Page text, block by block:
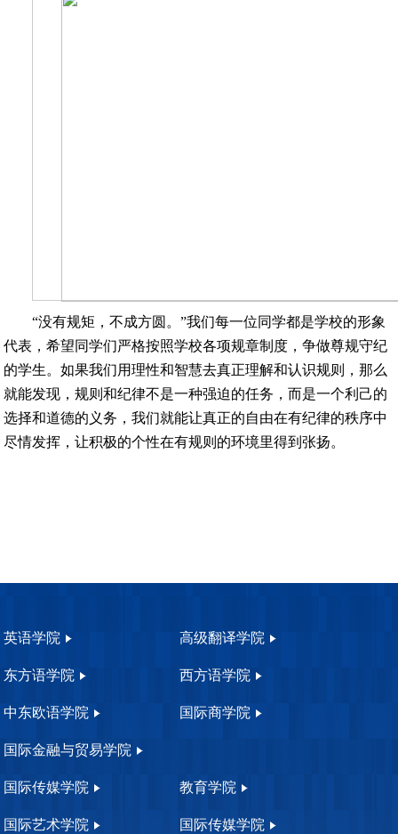
“没有规矩，不成方圆。”我们每一位同学都是学校的形象
代表，希望同学们严格按照学校各项规章制度，争做尊规守纪
的学生。如果我们用理性和智慧去真正理解和认识规则，那么
就能发现，规则和纪律不是一种强迫的任务，而是一个利己的
选择和道德的义务，我们就能让真正的自由在有纪律的秩序中
尽情发挥，让积极的个性在有规则的环境里得到张扬。
英语学院 高级翻译学院
东方语学院 西方语学院
中东欧语学院 国际商学院
国际金融与贸易学院
国际传媒学院 教育学院
国际艺术学院 国际传媒学院